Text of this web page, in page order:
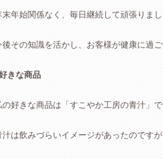
末年始関係なく、毎日継続して頑張りまし
後その知識を活かし、お客様が健康に過
きな商品
の好きな商品は「すこやか工房の青汁」で
汁は飲みづらいイメージがあったのです